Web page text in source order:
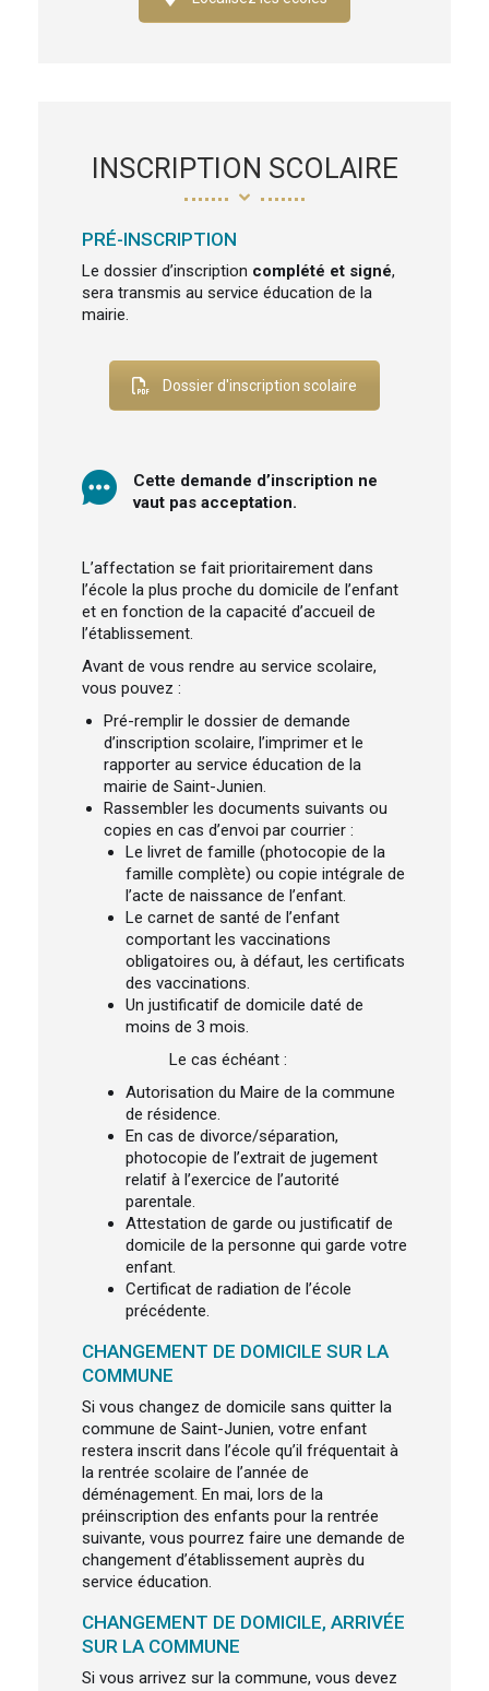
INSCRIPTION SCOLAIRE
PRÉ-INSCRIPTION
Le dossier d’inscription complété et signé,
sera transmis au service éducation de la
mairie.
Dossier d'inscription scolaire
Cette demande d’inscription ne
vaut pas acceptation.
L’affectation se fait prioritairement dans
l’école la plus proche du domicile de l’enfant
et en fonction de la capacité d’accueil de
l’établissement.
Avant de vous rendre au service scolaire,
vous pouvez :
Pré-remplir le dossier de demande
d’inscription scolaire, l’imprimer et le
rapporter au service éducation de la
mairie de Saint-Junien.
Rassembler les documents suivants ou
copies en cas d’envoi par courrier :
Le livret de famille (photocopie de la
famille complète) ou copie intégrale de
l’acte de naissance de l’enfant.
Le carnet de santé de l’enfant
comportant les vaccinations
obligatoires ou, à défaut, les certificats
des vaccinations.
Un justificatif de domicile daté de
moins de 3 mois.
Le cas échéant :
Autorisation du Maire de la commune
de résidence.
En cas de divorce/séparation,
photocopie de l’extrait de jugement
relatif à l’exercice de l’autorité
parentale.
Attestation de garde ou justificatif de
domicile de la personne qui garde votre
enfant.
Certificat de radiation de l’école
précédente.
CHANGEMENT DE DOMICILE SUR LA
COMMUNE
Si vous changez de domicile sans quitter la
commune de Saint-Junien, votre enfant
restera inscrit dans l’école qu’il fréquentait à
la rentrée scolaire de l’année de
déménagement. En mai, lors de la
préinscription des enfants pour la rentrée
suivante, vous pourrez faire une demande de
changement d’établissement auprès du
service éducation.
CHANGEMENT DE DOMICILE, ARRIVÉE
SUR LA COMMUNE
Si vous arrivez sur la commune, vous devez